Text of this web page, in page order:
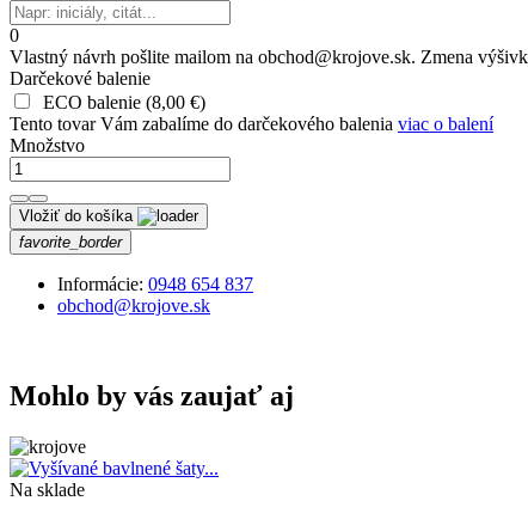
0
Vlastný návrh pošlite mailom na obchod@krojove.sk. Zmena
Darčekové balenie
ECO balenie (8,00 €)
Tento tovar Vám zabalíme do darčekového balenia viac o balení
Množstvo
Vložiť do košíka
favorite_border
Informácie: 0948 654 837
obchod@krojove.sk
Mohlo by vás zaujať aj
Na sklade